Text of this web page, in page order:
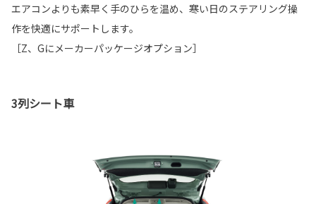
エアコンよりも素早く手のひらを温め、寒い日のステアリング操
作を快適にサポートします。
［Z、Gにメーカーパッケージオプション］
3列シート車